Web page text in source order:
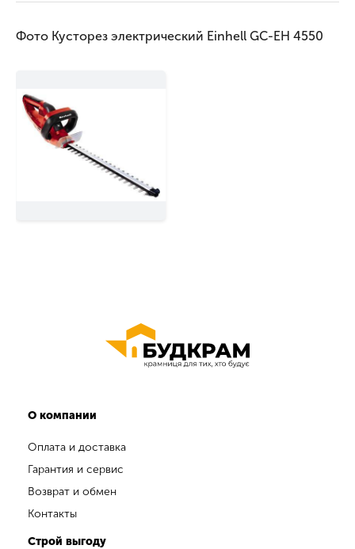
Фото Кусторез электрический Einhell GC-EH 4550
О компании
Оплата и доставка
Гарантия и сервис
Возврат и обмен
Контакты
Строй выгоду